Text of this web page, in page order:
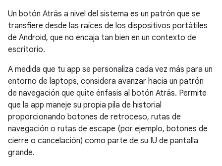
Un botón Atrás a nivel del sistema es un patrón que se
transfiere desde las raíces de los dispositivos portátiles
de Android, que no encaja tan bien en un contexto de
escritorio.
A medida que tu app se personaliza cada vez más para un
entorno de laptops, considera avanzar hacia un patrón
de navegación que quite énfasis al botón Atrás. Permite
que la app maneje su propia pila de historial
proporcionando botones de retroceso, rutas de
navegación o rutas de escape (por ejemplo, botones de
cierre o cancelación) como parte de su IU de pantalla
grande.